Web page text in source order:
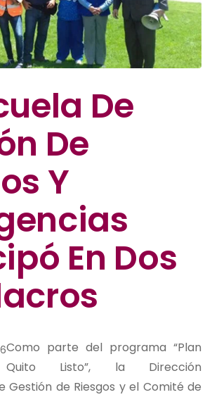
De
De
Y
En Dos
Como parte del programa “Plan
Quito Listo”, la Dirección
Gestión de Riesgos y el Comité de